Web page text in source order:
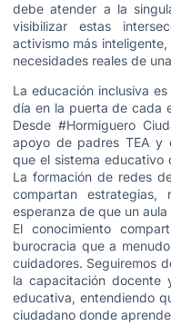
debe atender a la
visibilizar estas
activismo más
necesidades reales de
La educación inclusiva
día en la puerta de cada
Desde #Hormiguero
apoyo de padres TEA y
que el sistema educativo
La formación de redes
compartan
esperanza de que un
El conocimiento
burocracia que a
cuidadores. Seguiremos
la capacitación docente
educativa, entendiendo
ciudadano donde